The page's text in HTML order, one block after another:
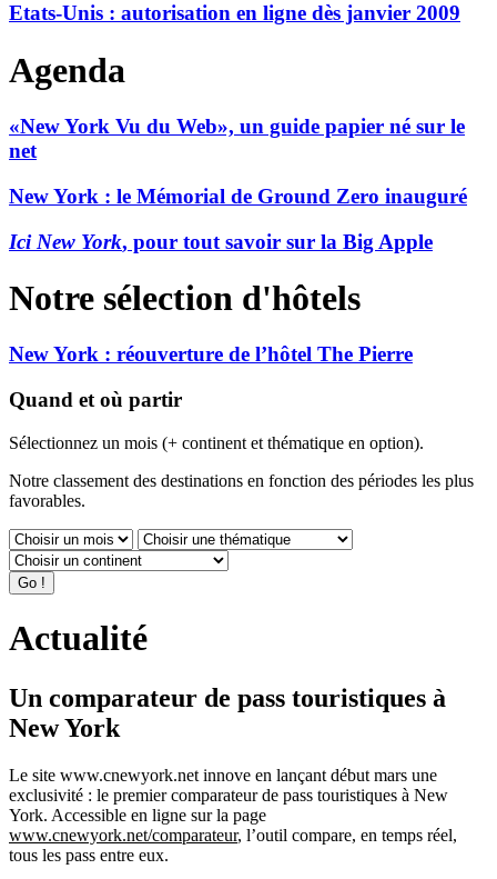
Etats-Unis : autorisation en ligne dès janvier 2009
Agenda
«New York Vu du Web», un guide papier né sur le
net
New York : le Mémorial de Ground Zero inauguré
Ici New York, pour tout savoir sur la Big Apple
Notre sélection d'hôtels
New York : réouverture de l’hôtel The Pierre
Quand et où partir
Sélectionnez un mois (+ continent et thématique en option).
Notre classement des destinations en fonction des périodes les plus
favorables.
Actualité
Un comparateur de pass touristiques à
New York
Le site www.cnewyork.net innove en lançant début mars une
exclusivité : le premier comparateur de pass touristiques à New
York. Accessible en ligne sur la page
www.cnewyork.net/comparateur, l’outil compare, en temps réel,
tous les pass entre eux.